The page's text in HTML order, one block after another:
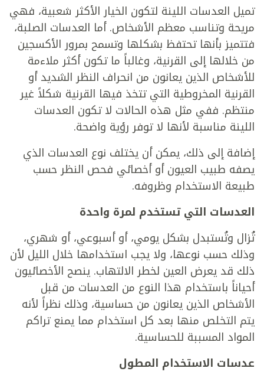
تميل العدسات اللينة لتكون الخيار الأكثر شعبية، فهي
مريحة وتناسب معظم الأشخاص. أما العدسات الصلبة،
فتتميز بأنها تحتفظ بشكلها وتسمح بمرور الأكسجين
من خلالها إلى القرنية، وغالباً ما تكون أكثر ملاءمة
للأشخاص الذين يعانون من انحراف النظر الشديد أو
القرنية المخروطية التي تتخذ فيها القرنية شكلاً غير
منتظم. ففي مثل هذه الحالات لا تكون العدسات
اللينة مناسبة لأنها لا توفر رؤية واضحة.
إضافة إلى ذلك، يمكن أن يختلف نوع العدسات الذي
يصفه طبيب العيون أو أخصائي فحص النظر حسب
طبيعة الاستخدام وظروفه.
العدسات التي تستخدم لمرة واحدة
تُزال وتُستبدل بشكل يومي، أو أسبوعي، أو شهري،
وذلك حسب نوعها، ولا يجب استخدامها خلال الليل لأن
ذلك قد يعرض العين لخطر الالتهاب. ينصح الأخصائيون
أحياناً باستخدام هذا النوع من العدسات من قبل
الأشخاص الذين يعانون من حساسية، وذلك نظراً لأنه
يتم التخلص منها بعد كل استخدام مما يمنع تراكم
المواد المسببة للحساسية.
عدسات الاستخدام المطول